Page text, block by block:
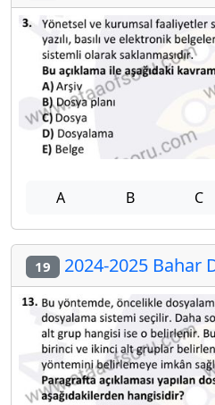
A B C
19 2024-2025 Bahar